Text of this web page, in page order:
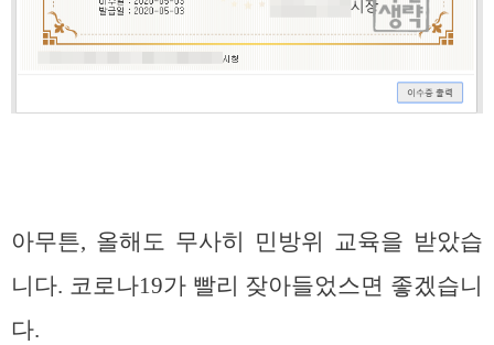
아무튼, 올해도 무사히 민방위 교육을 받았습
니다. 코로나19가 빨리 잦아들었스면 좋겠습니
다.